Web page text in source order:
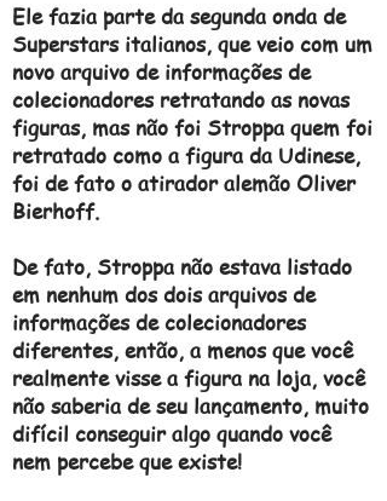
Ele fazia parte da segunda onda de
Superstars italianos, que veio com um
novo arquivo de informações de
colecionadores retratando as novas
figuras, mas não foi Stroppa quem foi
retratado como a figura da Udinese,
foi de fato o atirador alemão Oliver
Bierhoff.
De fato, Stroppa não estava listado
em nenhum dos dois arquivos de
informações de colecionadores
diferentes, então, a menos que você
realmente visse a figura na loja, você
não saberia de seu lançamento, muito
difícil conseguir algo quando você
nem percebe que existe!